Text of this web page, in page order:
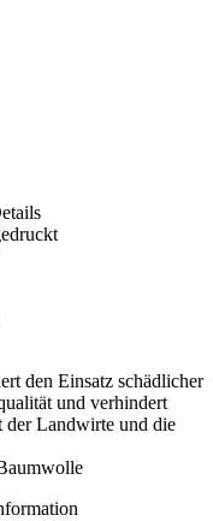
den Einsatz schädlicher
und verhindert
der Landwirte und die